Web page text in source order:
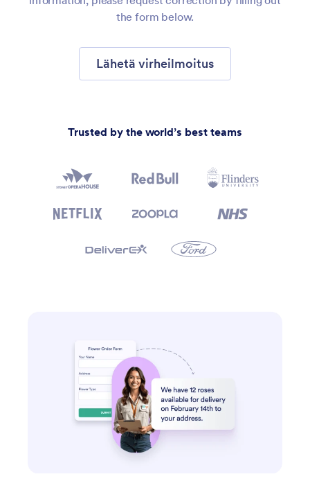
the form below.
Lähetä virheilmoitus
Trusted by the world’s best teams